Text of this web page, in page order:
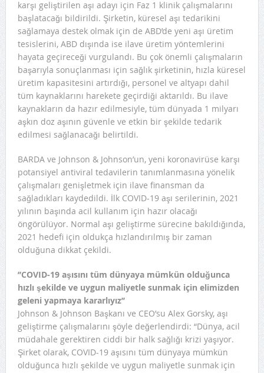
karşı geliştirilen aşı adayı için Faz 1 klinik çalışmalarını
başlatacağı bildirildi. Şirketin, küresel aşı tedarikini
sağlamaya destek olmak için de ABD’de yeni aşı üretim
tesislerini, ABD dışında ise ilave üretim yöntemlerini
hayata geçireceği vurgulandı. Bu çok önemli çalışmaların
başarıyla sonuçlanması için sağlık şirketinin, hızla küresel
üretim kapasitesini artırdığı, personel ve altyapı dahil
tüm kaynaklarını harekete geçirdiği aktarıldı. Bu ilave
kaynakların da hazır edilmesiyle, tüm dünyada 1 milyarı
aşkın doz aşının güvenle ve etkin bir şekilde tedarik
edilmesi sağlanacağı belirtildi.
BARDA ve Johnson & Johnson’un, yeni koronavirüse karşı
potansiyel antiviral tedavilerin tanımlanmasına yönelik
çalışmaları genişletmek için ilave finansman da
sağladıkları kaydedildi. İlk COVID-19 aşı serilerinin, 2021
yılının başında acil kullanım için hazır olacağı
öngörülüyor. Normal aşı geliştirme sürecine bakıldığında,
2021 hedefi için oldukça hızlandırılmış bir zaman
olduğuna dikkat çekildi.
’’COVID-19 aşısını tüm dünyaya mümkün olduğunca
hızlı şekilde ve uygun maliyetle sunmak için elimizden
geleni yapmaya kararlıyız’’
Johnson & Johnson Başkanı ve CEO’su Alex Gorsky, aşı
geliştirme çalışmalarını şöyle değerlendirdi: “Dünya, acil
müdahale gerektiren ciddi bir halk sağlığı krizi yaşıyor.
Şirket olarak, COVID-19 aşısını tüm dünyaya mümkün
olduğunca hızlı şekilde ve uygun maliyetle sunmak için